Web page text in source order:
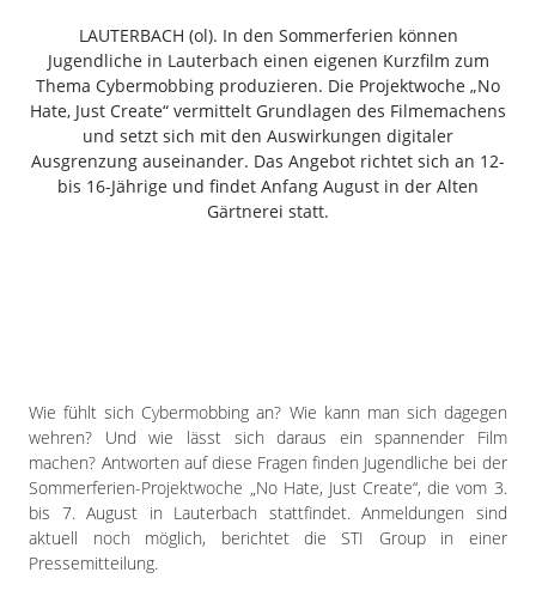
Antrifttal
Feldatal
Freiensteinau
Gemünden
Grebenau
Ulrichstein
Wartenberg
Schwalm
Fulda
Gießen
LAUTERBACH (ol). In den Sommerferien können
Jugendliche in Lauterbach einen eigenen Kurzfilm zum
Thema Cybermobbing produzieren. Die Projektwoche „No
Hate, Just Create“ vermittelt Grundlagen des Filmemachens
und setzt sich mit den Auswirkungen digitaler
Ausgrenzung auseinander. Das Angebot richtet sich an 12-
bis 16-Jährige und findet Anfang August in der Alten
Gärtnerei statt.
Wie fühlt sich Cybermobbing an? Wie kann man sich dagegen
wehren? Und wie lässt sich daraus ein spannender Film
machen? Antworten auf diese Fragen finden Jugendliche bei der
Sommerferien-Projektwoche „No Hate, Just Create“, die vom 3.
bis 7. August in Lauterbach stattfindet. Anmeldungen sind
aktuell noch möglich, berichtet die STI Group in einer
Pressemitteilung.